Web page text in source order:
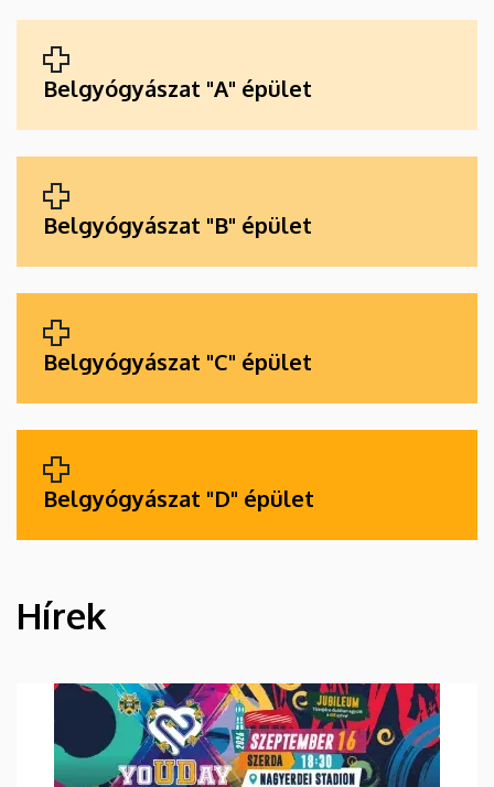
Belgyógyászat "A" épület
Belgyógyászat "B" épület
Belgyógyászat "C" épület
Belgyógyászat "D" épület
HÍREK
Hírek